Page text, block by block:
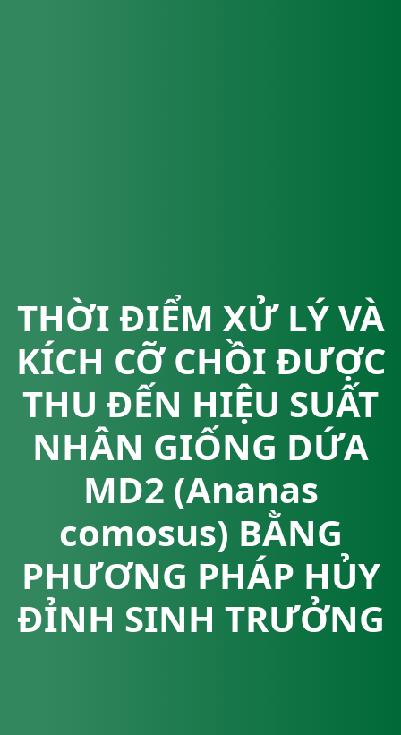
THỜI ĐIỂM XỬ LÝ VÀ
KÍCH CỠ CHỒI ĐƯỢC
THU ĐẾN HIỆU SUẤT
NHÂN GIỐNG DỨA
MD2 (Ananas
comosus) BẰNG
PHƯƠNG PHÁP HỦY
ĐỈNH SINH TRƯỞNG